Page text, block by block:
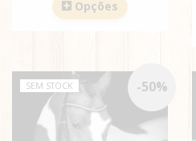
Opções
-50%
SEM STOCK